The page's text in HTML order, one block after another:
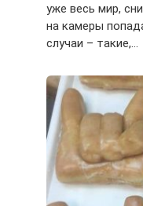
уже весь мир,
на камеры
случаи – такие,…